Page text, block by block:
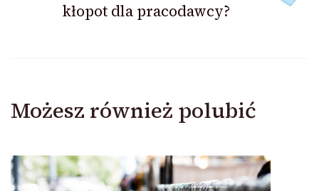
kłopot dla pracodawcy?
Możesz również polubić